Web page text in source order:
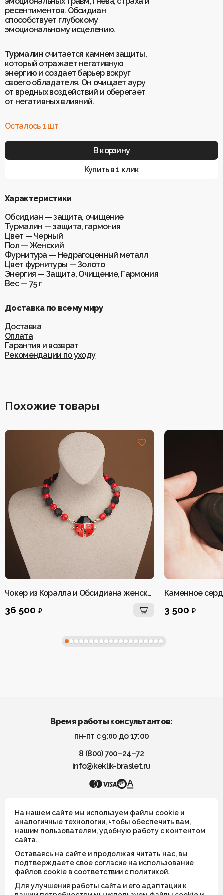
Для клиентов
Оплата
Гарантия и возврат
Услуги по ремонту
Обучение «Браслеты Мастера: искусство
и бизнес с камнями»
Рекомендации по уходу
О Keklik
Отзывы
Контакты
Политика конфиденциальности
Пользовательское соглашение
ИП Шахрай Светлана Михайловна
ИНН 263500194811
ОГРН 305263515900181
ресентиментов. Обсидиан
способствует глубокому
эмоциональному исцелению.
Турмалин считается камнем защиты,
который отражает негативную
энергию и создает барьер вокруг
своего обладателя. Он очищает ауру
от вредных воздействий и оберегает
от негативных влияний.
Осталось 1 шт
В корзину
Купить в 1 клик
Характеристики
Обсидиан — защита, очищение
Турмалин — защита, гармония
Цвет — Черный
Пол — Женский
Фурнитура — Недрагоценный металл
Цвет фурнитуры — Золото
Энергия — Защита, Очищение, Гармония
Вес — 75 г
Доставка по всему миру
Доставка
Оплата
Гарантия и возврат
Рекомендации по уходу
Похожие товары
Чокер из Коралла и Обсидиана женский
36 500 ₽
Каменное
3 500 ₽
Время работы консультантов:
пн-пт с 9:00 до 17:00
8 (800) 700–24–72
info@keklik-braslet.ru
Все украшения носят символический смысл и не имеют
целительных или иных магических свойств
ИП Шахрай Светлана Михайловна
ИНН 263500194811
ОГРН 305263515900181
На нашем сайте мы используем файлы cookie и
аналогичные технологии, чтобы обеспечить вам,
нашим пользователям, удобную работу с контентом
сайта.
Оставаясь на сайте и продолжая читать нас, вы
подтверждаете свое согласие на использование
файлов cookie в соответствии с политикой.
Для улучшения работы сайта и его адаптации к